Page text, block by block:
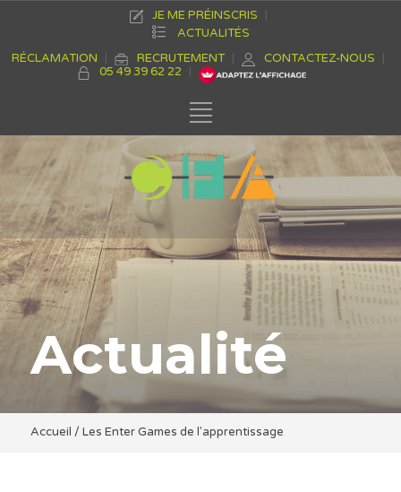
JE ME PRÉINSCRIS
ACTUALITÉS
RÉCLAMATION
RECRUTEMENT
CONTACTEZ-NOUS
05 49 39 62 22
Actualité
Accueil / Les Enter Games de l'apprentissage